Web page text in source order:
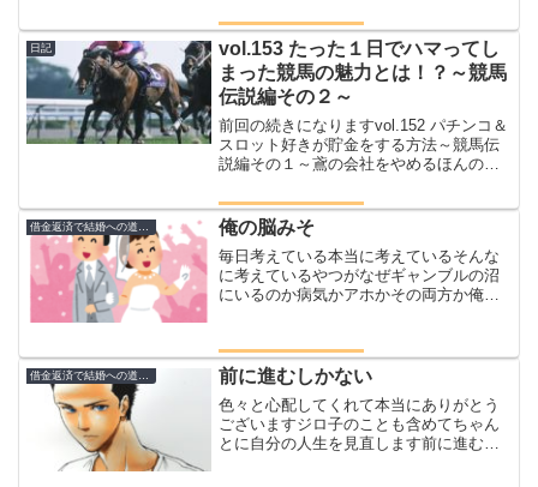
考は人生を作る子供料金最近ブログ書い
てて楽しいんよあ...
日記
vol.153 たった１日でハマってし
まった競馬の魅力とは！？～競馬
伝説編その２～
前回の続きになりますvol.152 パチンコ＆
スロット好きが貯金をする方法～競馬伝
説編その１～鳶の会社をやめるほんの１
てウィンズに行ってきました最初は買い
方から分からなかったんだけど、まぁや
っていればわか...
借金返済で結婚への道のり 俺の脳みそ
毎日考えている本当に考えているそんな
に考えているやつがなぜギャンブルの沼
にいるのか病気かアホかその両方か俺の
はその両方を消費し消耗し生きているこ
れでいいわけがないそんなこ...
前に進むしかない
色々と心配してくれて本当にありがとう
ございますジロ子のことも含めてちゃん
とに自分の人生を見直します前に進むし